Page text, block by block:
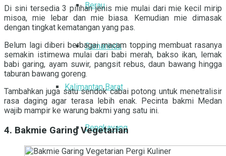
Berau
Samarinda
Kalimantan Barat
Bengkayang
Di sini tersedia 3 pilihan jenis mie mulai dari mie kecil mirip
misoa, mie lebar dan mie biasa. Kemudian mie dimasak
dengan tingkat kematangan yang pas.
Belum lagi diberi berbagai macam topping membuat rasanya
semakin istimewa mulai dari babi merah, bakso ikan, lemak
babi garing, ayam suwir, pangsit rebus, daun bawang hingga
taburan bawang goreng.
Tambahkan juga satu sendok cabai potong untuk menetralisir
rasa daging agar terasa lebih enak. Pecinta bakmi Medan
wajib mampir ke warung bakmi yang satu ini.
4. Bakmie Garing Vegetarian